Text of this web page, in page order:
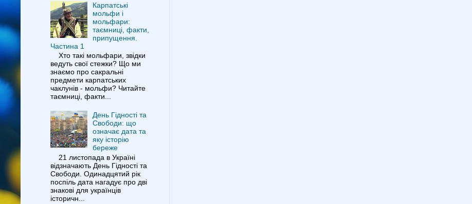
Карпатські
мольфи і
мольфари:
таємниці, факти,
припущення.
Частина 1
Хто такі мольфари, звідки
ведуть свої стежки? Що ми
знаємо про сакральні
предмети карпатських
чаклунів - мольфи? Читайте
таємниці, факти...
День Гідності та
Свободи: що
означає дата та
яку історію
береже
21 листопада в Україні
відзначають День Гідності та
Свободи. Одинадцятий рік
поспіль дата нагадує про дві
знакові для українців
історичн...